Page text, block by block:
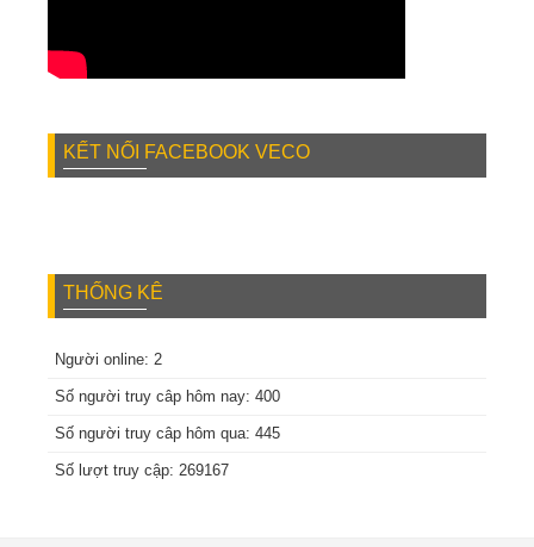
KẾT NỐI FACEBOOK VECO
THỐNG KÊ
Người online: 2
Số người truy câp hôm nay: 400
Số người truy câp hôm qua: 445
Số lượt truy cập: 269167